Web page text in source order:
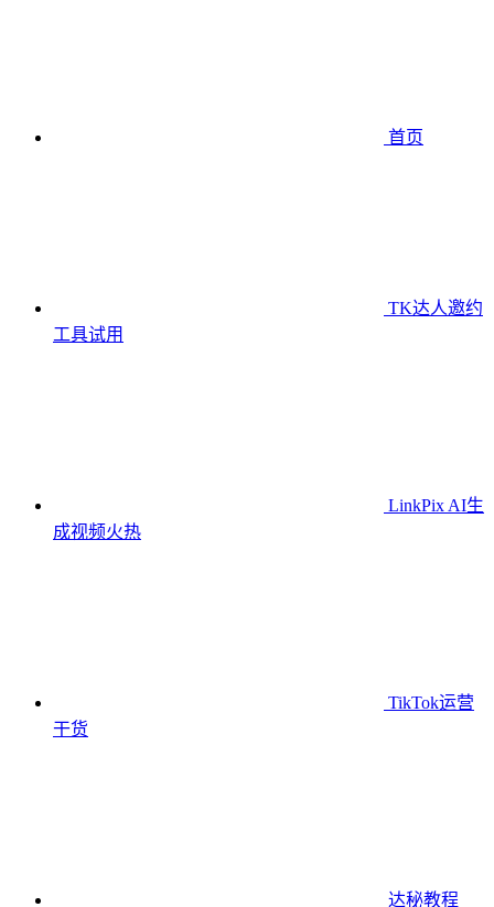
首页
TK达人邀约
工具试用
LinkPix AI生
成视频火热
TikTok运营
干货
达秘教程